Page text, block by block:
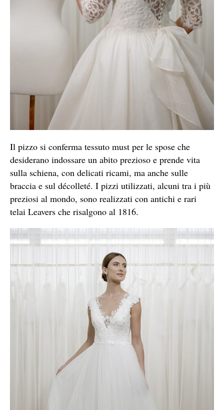
Il pizzo si conferma tessuto must per le spose che
desiderano indossare un abito prezioso e prende vita
sulla schiena, con delicati ricami, ma anche sulle
braccia e sul décolleté. I pizzi utilizzati, alcuni tra i più
preziosi al mondo, sono realizzati con antichi e rari
telai Leavers che risalgono al 1816.